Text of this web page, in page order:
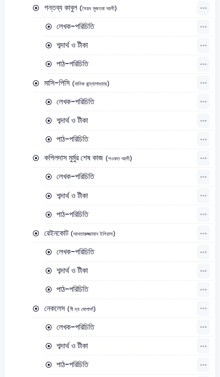
প্রযুক্তিভিত্তিক।
Satt Academy–র সাথে থাকুন, প্রস্তুতির প্রতিটি ধাপ হোক সহজ ও
SATT Academy – শিক্ষার পথ সহজ করি, প্রতিটি শিক্ষার্থীর জন্য
গন্তব্য কাবুল (সৈয়দ মুজতবা আলী)
লেখক-পরিচিতি
শব্দার্থ ও টীকা
পাঠ-পরিচিতি
মাসি-পিসি (মানিক বন্দ্যোপাধ্যায়)
লেখক-পরিচিতি
শব্দার্থ ও টীকা
পাঠ-পরিচিতি
কপিলদাস মুর্মুর শেষ কাজ (শওকত আলী)
লেখক-পরিচিতি
শব্দার্থ ও টীকা
পাঠ-পরিচিতি
রেইনকোট (আখতারুজ্জামান ইলিয়াস)
লেখক-পরিচিতি
শব্দার্থ ও টীকা
পাঠ-পরিচিতি
নেকলেস (গী দ্য মোপাসাঁ)
লেখক-পরিচিতি
শব্দার্থ ও টীকা
পাঠ-পরিচিতি